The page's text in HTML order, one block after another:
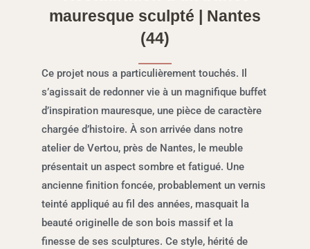
mauresque sculpté | Nantes
(44)
Ce projet nous a particulièrement touchés. Il
s’agissait de redonner vie à un magnifique buffet
d’inspiration mauresque, une pièce de caractère
chargée d’histoire. À son arrivée dans notre
atelier de Vertou, près de Nantes, le meuble
présentait un aspect sombre et fatigué. Une
ancienne finition foncée, probablement un vernis
teinté appliqué au fil des années, masquait la
beauté originelle de son bois massif et la
finesse de ses sculptures. Ce style, hérité de